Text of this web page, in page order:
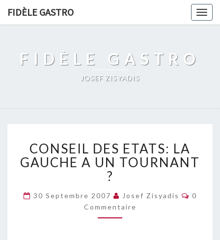
FIDÈLE GASTRO
FIDÈLE GASTRO
JOSEF ZISYADIS
DES
ETATS:
LA
GAUCHE
A
UN
TOURNANT
CONSEIL DES ETATS: LA
GAUCHE A UN TOURNANT
?
30 Septembre 2007 Josef Zisyadis
0
Commentaire